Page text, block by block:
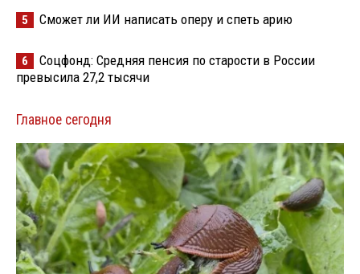
5 Сможет ли ИИ написать оперу и спеть арию
6
Соцфонд: Средняя пенсия по старости в России
превысила 27,2 тысячи
Главное сегодня